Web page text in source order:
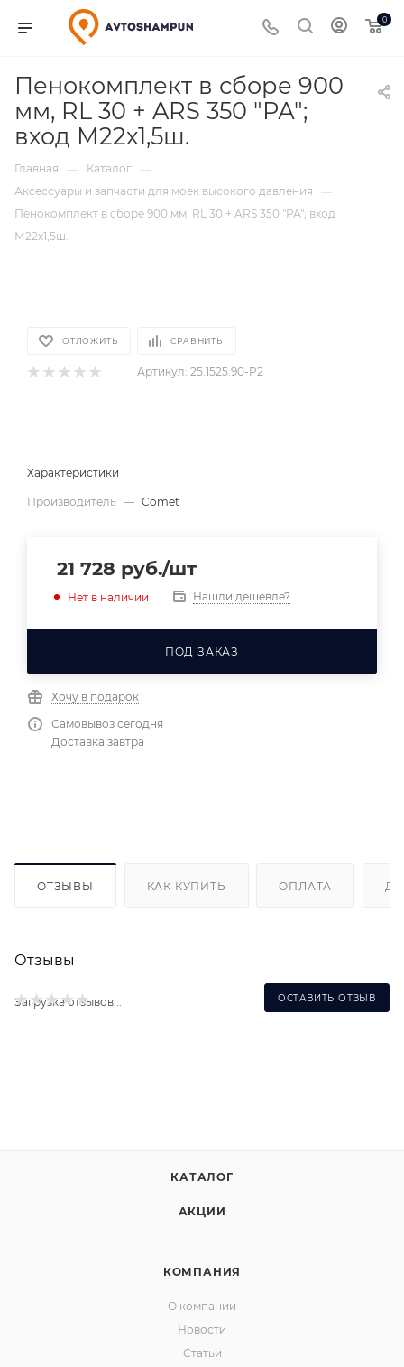
0
Пенокомплект в сборе 900
мм, RL 30 + ARS 350 "РА";
вход М22х1,5ш.
Главная — Каталог —
Аксессуары и запчасти для моек высокого давления
—
Пенокомплект в сборе 900 мм, RL 30 + ARS 350 "РА"; вход
М22х1,5ш.
ОТЛОЖИТЬ СРАВНИТЬ
Артикул: 25.1525.90-P2
Характеристики
Производитель — Comet
21 728 руб./шт
Нет в наличии Нашли дешевле?
ПОД ЗАКАЗ
Хочу в подарок
Самовывоз сегодня
Доставка завтра
ОТЗЫВЫ КАК КУПИТЬ ОПЛАТА
Отзывы
ОСТАВИТЬ ОТЗЫВ
Загрузка отзывов...
КАТАЛОГ
АКЦИИ
КОМПАНИЯ
О компании
Новости
Статьи